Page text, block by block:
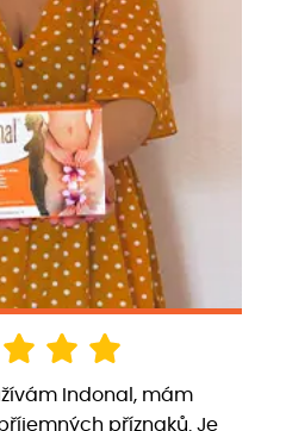
Indonal, mám
příznaků. Je